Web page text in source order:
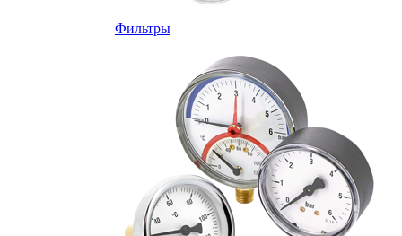
Фильтры